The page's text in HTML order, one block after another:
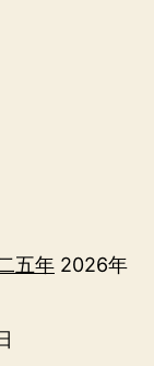
五年 2026年